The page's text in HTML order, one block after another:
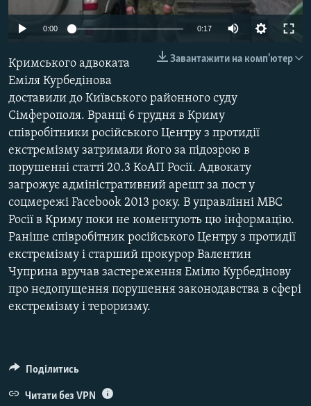
ВІДЕОУРОКИ «ELIFBE»
УКРАЇНСЬКА ПРОБЛЕМА КРИМУ
ІНФОГРАФІКА
Русский
ДОЛУЧАЙСЯ!
Усі сайти RFE/RL
0:00 0:17
Завантажити на комп'ютер
Кримського адвоката
Еміля Курбедінова
доставили до Київського районного суду
Сімферополя. Вранці 6 грудня в Криму
співробітники російського Центру з протидії
екстремізму затримали його за підозрою в
порушенні статті 20.3 КоАП Росії. Адвокату
загрожує адміністративний арешт за пост у
соцмережі Facebook 2013 року. В управлінні МВС
Росії в Криму поки не коментують цю інформацію.
Раніше співробітник російського Центру з протидії
екстремізму і старший прокурор Валентин
Чуприна вручав застереження Емілю Курбедінову
про недопущення порушення законодавства в сфері
екстремізму і тероризму.
Поділитись
Читати без VPN